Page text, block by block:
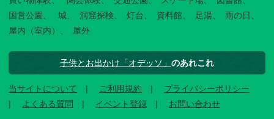
国営公園
城 洞窟探検 灯台 資料館 足湯
雨の日
屋内（室内）
屋外
子供とお出かけ「オデッソ」 のあれこれ
当サイトについて ご利用規約
プライバシーポリシー
よくある質問
イベント登録 お問い合わせ